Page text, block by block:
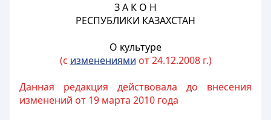
З А К О Н
РЕСПУБЛИКИ КАЗАХСТАН
О культуре
(с изменениями от 24.12.2008 г.)
Данная редакция действовала до внесения
изменений от 19 марта 2010 года